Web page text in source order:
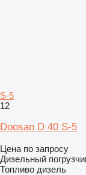
S-5
12
Doosan D 40 S-5
Цена по запросу
Дизельный
Топливо дизель